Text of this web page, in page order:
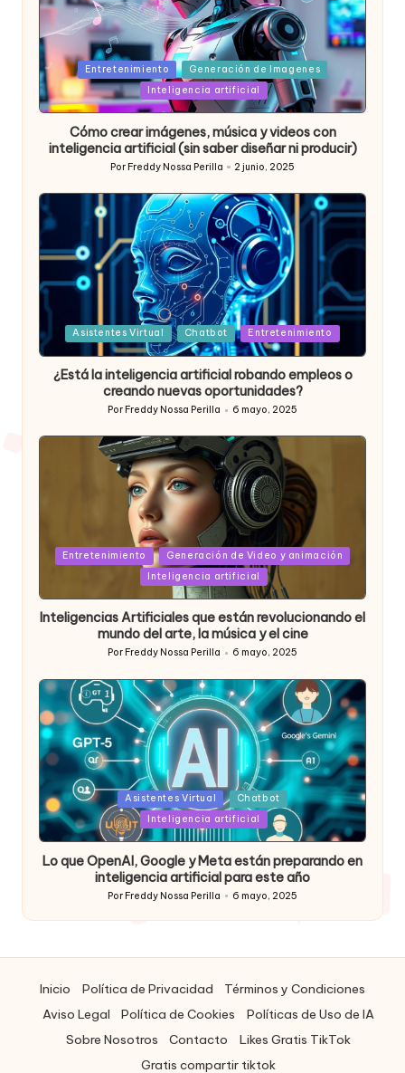
Posted
in
Entretenimiento
Generación de Imagenes
Inteligencia artificial
Cómo crear imágenes, música y videos con
inteligencia artificial (sin saber diseñar ni producir)
Publicado
Por Freddy Nossa Perilla 2 junio, 2025
PostedAsistentes Virtual Chatbot Entretenimiento
¿Está la inteligencia artificial robando empleos o
creando nuevas oportunidades?
Publicado
por
Por Freddy Nossa Perilla 6 mayo, 2025
Posted
Entretenimiento
Generación de Video y animación
Inteligencia artificial
Inteligencias Artificiales que están revolucionando el
mundo del arte, la música y el cine
Publicado
Por Freddy Nossa Perilla 6 mayo, 2025
Posted
in
Asistentes Virtual
Chatbot
Inteligencia artificial
Lo que OpenAI, Google y Meta están preparando en
inteligencia artificial para este año
Publicado
por
Por Freddy Nossa Perilla 6 mayo, 2025
Inicio Política de Privacidad
Términos y Condiciones
Aviso Legal
Política de Cookies
Políticas de Uso de IA
Sobre Nosotros
Contacto
Likes Gratis TikTok
Gratis compartir tiktok